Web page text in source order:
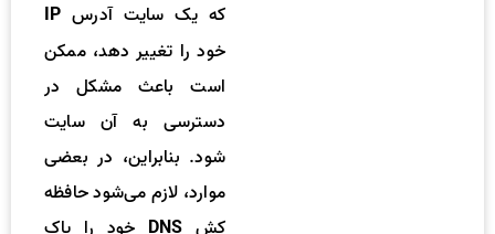
که یک سایت آدرس IP
خود را تغییر دهد، ممکن
است باعث مشکل در
دسترسی به آن سایت
شود. بنابراین، در بعضی
موارد، لازم می‌شود حافظه